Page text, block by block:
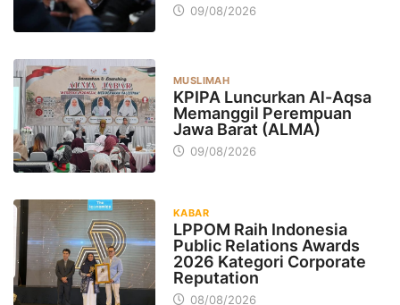
09/08/2026
MUSLIMAH
KPIPA Luncurkan Al-Aqsa
Memanggil Perempuan
Jawa Barat (ALMA)
09/08/2026
KABAR
LPPOM Raih Indonesia
Public Relations Awards
2026 Kategori Corporate
Reputation
08/08/2026